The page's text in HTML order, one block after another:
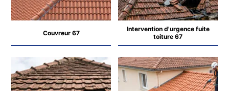
Couvreur 67
Intervention d'urgence fuite
toiture 67